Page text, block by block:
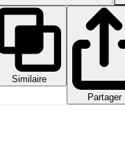
Similaire
Partager